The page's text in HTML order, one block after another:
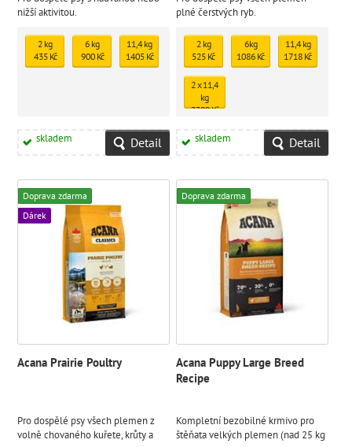
nižší aktivitou.
2 kg
435 Kč
6 kg
900 Kč
11,4 kg
1405 Kč
skladem Detail
plné čerstvých ryb.
2 kg
525 Kč
6kg
1086 Kč
11,4 kg
1718 Kč
2 x 11,4
kg
3399 Kč
skladem Detail
Doprava zdarma
Dárek
Acana Prairie Poultry
Pro dospělé psy všech plemen z
volně chovaného kuřete, krůty a
Doprava zdarma
Acana Puppy Large Breed
Recipe
Kompletní bezobilné krmivo pro
štěňata velkých plemen (nad 25 kg